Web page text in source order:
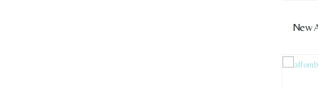
New